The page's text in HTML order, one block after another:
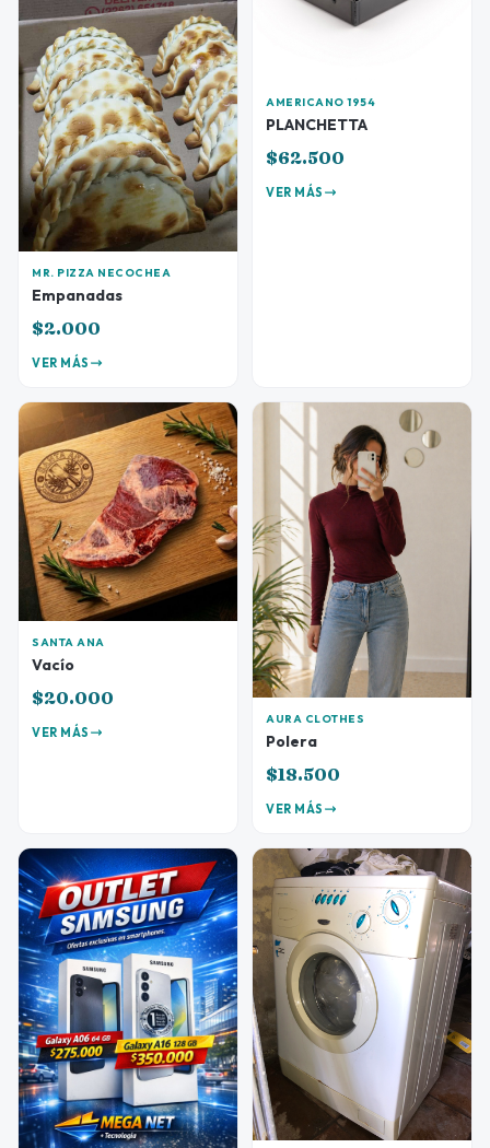
MR. PIZZA NECOCHEA
Empanadas
$2.000
VER MÁS
AMERICANO 1954
PLANCHETTA
$62.500
VER MÁS
SANTA ANA
Vacío
$20.000
VER MÁS
AURA CLOTHES
Polera
$18.500
VER MÁS